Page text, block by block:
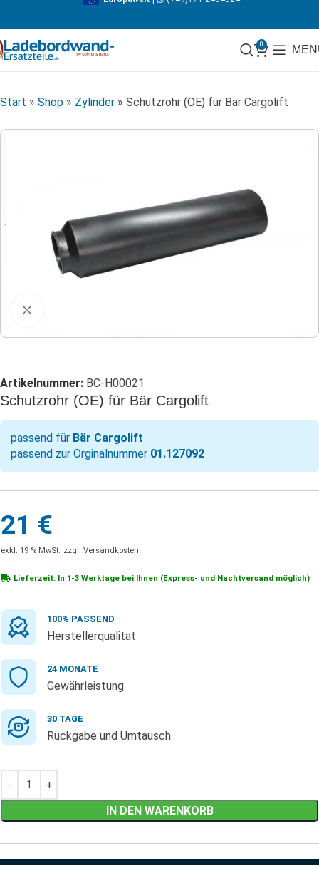
0
Start » Shop » Zylinder » Schutzrohr (OE) für Bär Cargolift
Artikelnummer: BC-H00021
Schutzrohr (OE) für Bär Cargolift
passend für Bär Cargolift
passend zur Orginalnummer 01.127092
21 €
exkl. 19 % MwSt. zzgl. Versandkosten
Lieferzeit: In 1-3 Werktage bei Ihnen (Express- und Nachtversand möglich)
100% PASSEND
Herstellerqualitat
24 MONATE
Gewährleistung
30 TAGE
Rückgabe und Umtausch
IN DEN WARENKORB